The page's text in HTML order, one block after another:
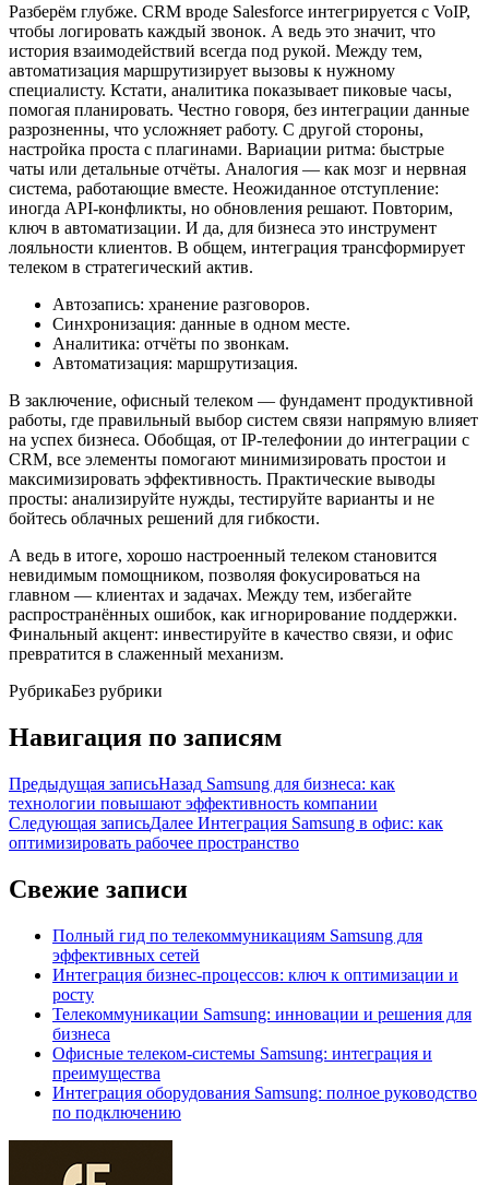
Разберём глубже. CRM вроде Salesforce интегрируется с VoIP,
чтобы логировать каждый звонок. А ведь это значит, что
история взаимодействий всегда под рукой. Между тем,
автоматизация маршрутизирует вызовы к нужному
специалисту. Кстати, аналитика показывает пиковые часы,
помогая планировать. Честно говоря, без интеграции данные
разрозненны, что усложняет работу. С другой стороны,
настройка проста с плагинами. Вариации ритма: быстрые
чаты или детальные отчёты. Аналогия — как мозг и нервная
система, работающие вместе. Неожиданное отступление:
иногда API-конфликты, но обновления решают. Повторим,
ключ в автоматизации. И да, для бизнеса это инструмент
лояльности клиентов. В общем, интеграция трансформирует
телеком в стратегический актив.
Автозапись: хранение разговоров.
Синхронизация: данные в одном месте.
Аналитика: отчёты по звонкам.
Автоматизация: маршрутизация.
В заключение, офисный телеком — фундамент продуктивной
работы, где правильный выбор систем связи напрямую влияет
на успех бизнеса. Обобщая, от IP-телефонии до интеграции с
CRM, все элементы помогают минимизировать простои и
максимизировать эффективность. Практические выводы
просты: анализируйте нужды, тестируйте варианты и не
бойтесь облачных решений для гибкости.
А ведь в итоге, хорошо настроенный телеком становится
невидимым помощником, позволяя фокусироваться на
главном — клиентах и задачах. Между тем, избегайте
распространённых ошибок, как игнорирование поддержки.
Финальный акцент: инвестируйте в качество связи, и офис
превратится в слаженный механизм.
РубрикаБез рубрики
Навигация по записям
Предыдущая записьНазад Samsung для бизнеса: как
технологии повышают эффективность компании
Следующая записьДалее Интеграция Samsung в офис: как
оптимизировать рабочее пространство
Свежие записи
Полный гид по телекоммуникациям Samsung для
эффективных сетей
Интеграция бизнес-процессов: ключ к оптимизации и
росту
Телекоммуникации Samsung: инновации и решения для
бизнеса
Офисные телеком-системы Samsung: интеграция и
преимущества
Интеграция оборудования Samsung: полное руководство
по подключению